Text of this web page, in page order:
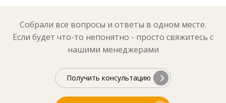
Собрали все вопросы и ответы в одном месте.
Если будет что-то непонятно - просто свяжитесь с
нашими менеджерами
Получить консультацию